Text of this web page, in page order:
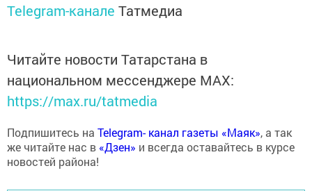
Telegram-канале Татмедиа
Читайте новости Татарстана в
национальном мессенджере MАХ:
https://max.ru/tatmedia
Подпишитесь на Telegram- канал газеты «Маяк», а так
же читайте нас в «Дзен» и всегда оставайтесь в курсе
новостей района!